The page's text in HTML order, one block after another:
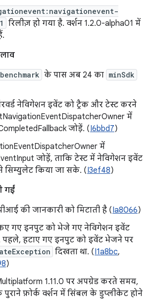
रिलीज़ हो गया है. वर्शन 1.2.0-alpha01 में
के पास अब 24 का minSdk
नेविगेशन इवेंट को ट्रैक और टेस्ट करने
में
जोड़ें. (I6bbd7)
में
जोड़ें, ताकि टेस्ट में नेविगेशन इवेंट
सिम्युलेट किया जा सके. (I3ef48)
गईं
की जानकारी को मिटाती है (Ia8066)
गए इनपुट को भेजे गए नेविगेशन इवेंट
हटाए गए इनपुट को इवेंट भेजने पर
दिखता था. (I1a8bc,
)
1.11.0 पर अपग्रेड करते समय,
फ़ोर्क वर्शन में सिंबल के डुप्लीकेट होने